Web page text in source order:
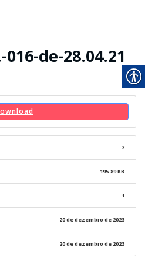
de-28.04.21
2
195.89 KB
1
20 de dezembro de 2023
20 de dezembro de 2023